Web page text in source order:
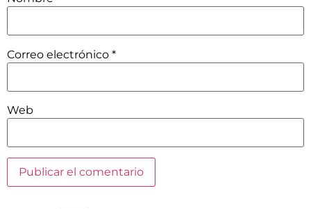
Correo electrónico *
Web